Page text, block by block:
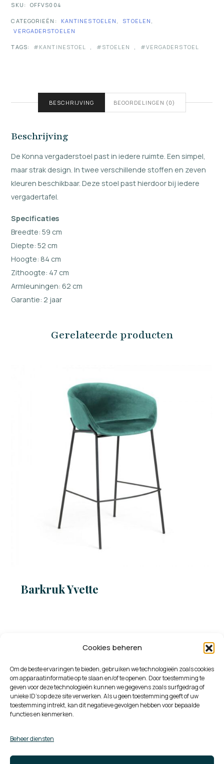
Cookies beheren
Om de beste ervaringen te bieden, gebruiken we technologieën zoals cookies
om apparaatinformatie op te slaan en/of te openen. Door toestemming te
geven voor deze technologieën kunnen we gegevens zoals surfgedrag of
unieke ID's op deze site verwerken. Als u geen toestemming geeft of uw
toestemming intrekt, kan dit negatieve gevolgen hebben voor bepaalde
functies en kenmerken.
Beheer diensten
SKU: OFFVS004
CATEGORIEËN: KANTINESTOELEN STOELEN
VERGADERSTOELEN
TAGS: KANTINESTOEL STOELEN VERGADERSTOEL
BESCHRIJVING BEOORDELINGEN (0)
Beschrijving
De Konna vergaderstoel past in iedere ruimte. Een simpel,
maar strak design. In twee verschillende stoffen en zeven
kleuren beschikbaar. Deze stoel past hierdoor bij iedere
vergadertafel.
Specificaties
Breedte: 59 cm
Diepte: 52 cm
Hoogte: 84 cm
Zithoogte: 47 cm
Armleuningen: 62 cm
Garantie: 2 jaar
Gerelateerde producten
Barkruk Yvette
Bureaustoel Evelien
Bureaustoel Erik